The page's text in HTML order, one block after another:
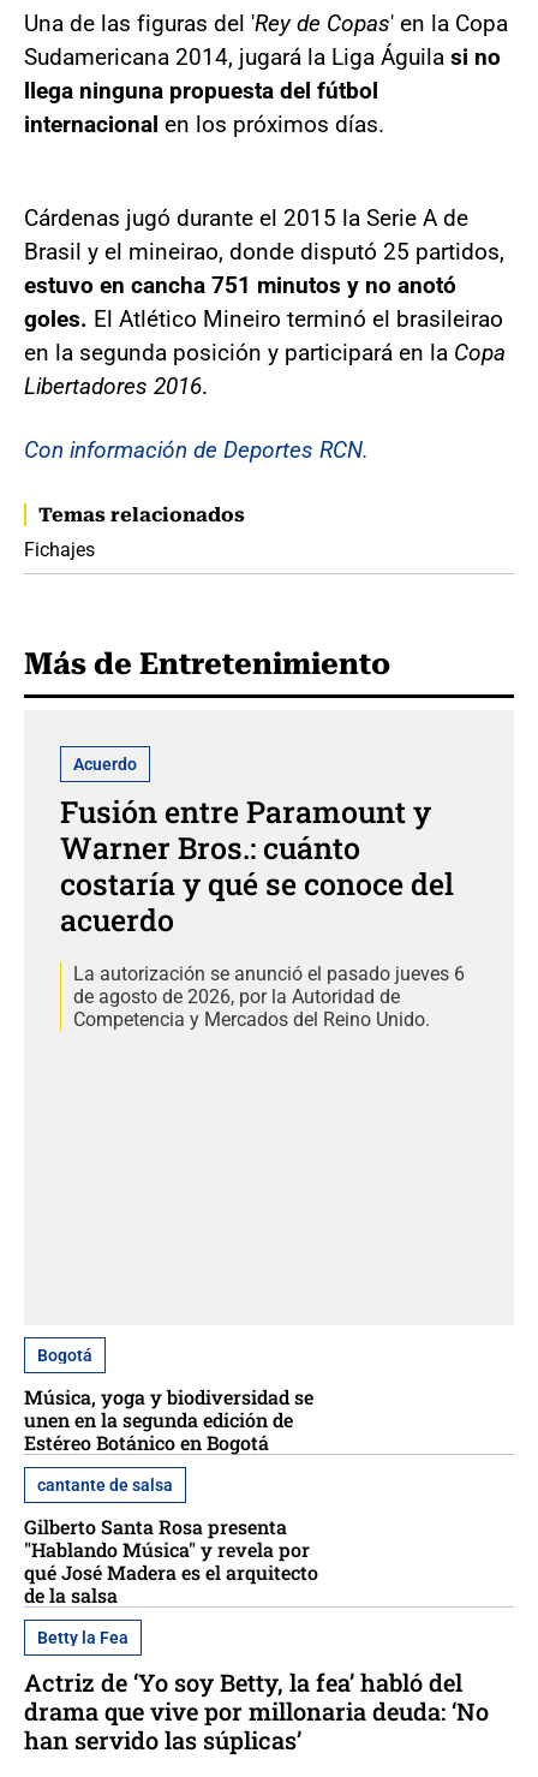
Una de las figuras del 'Rey de Copas' en la Copa
Sudamericana 2014, jugará la Liga Águila si no
llega ninguna propuesta del fútbol
internacional en los próximos días.
Cárdenas jugó durante el 2015 la Serie A de
Brasil y el mineirao, donde disputó 25 partidos,
estuvo en cancha 751 minutos y no anotó
goles. El Atlético Mineiro terminó el brasileirao
en la segunda posición y participará en la Copa
Libertadores 2016.
Con información de Deportes RCN.
Temas relacionados
Fichajes
Más de Entretenimiento
Acuerdo
Fusión entre Paramount y
Warner Bros.: cuánto
costaría y qué se conoce del
acuerdo
La autorización se anunció el pasado jueves 6
de agosto de 2026, por la Autoridad de
Competencia y Mercados del Reino Unido.
Bogotá
Música, yoga y biodiversidad se
unen en la segunda edición de
Estéreo Botánico en Bogotá
cantante de salsa
Gilberto Santa Rosa presenta
"Hablando Música" y revela por
qué José Madera es el arquitecto
de la salsa
Betty la Fea
Actriz de ‘Yo soy Betty, la fea’ habló del
drama que vive por millonaria deuda: ‘No
han servido las súplicas’